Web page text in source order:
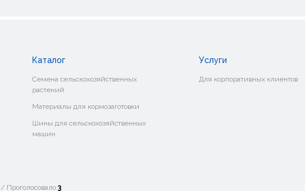
Каталог
Семена сельскохозяйственных
растений
Материалы для кормозаготовки
Шины для сельскохозяйственных
машин
Услуги
Для корпоративных клиентов
/ Проголосовало 3